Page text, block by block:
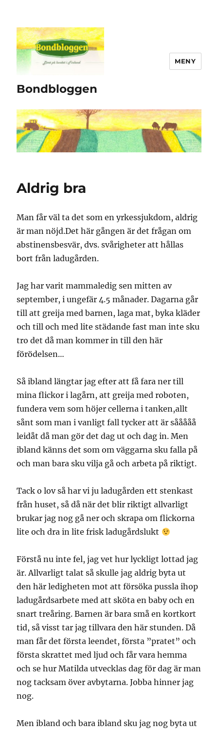
Bondbloggen
MENY
Aldrig bra
Man får väl ta det som en yrkessjukdom, aldrig
är man nöjd.Det här gången är det frågan om
abstinensbesvär, dvs. svårigheter att hållas
bort från ladugården.
Jag har varit mammaledig sen mitten av
september, i ungefär 4.5 månader. Dagarna går
till att greija med barnen, laga mat, byka kläder
och till och med lite städande fast man inte sku
tro det då man kommer in till den här
förödelsen…
Så ibland längtar jag efter att få fara ner till
mina flickor i lagårn, att greija med roboten,
fundera vem som höjer cellerna i tanken,allt
sånt som man i vanligt fall tycker att är sååååå
leidåt då man gör det dag ut och dag in. Men
ibland känns det som om väggarna sku falla på
och man bara sku vilja gå och arbeta på riktigt.
Tack o lov så har vi ju ladugården ett stenkast
från huset, så då när det blir riktigt allvarligt
brukar jag nog gå ner och skrapa om flickorna
lite och dra in lite frisk ladugårdslukt
Förstå nu inte fel, jag vet hur lyckligt lottad jag
är. Allvarligt talat så skulle jag aldrig byta ut
den här ledigheten mot att försöka pussla ihop
ladugårdsarbete med att sköta en baby och en
snart treåring. Barnen är bara små en kortkort
tid, så visst tar jag tillvara den här stunden. Då
man får det första leendet, första ”pratet” och
första skrattet med ljud och får vara hemma
och se hur Matilda utvecklas dag för dag är man
nog tacksam över avbytarna. Jobba hinner jag
nog.
Men ibland och bara ibland sku jag nog byta ut